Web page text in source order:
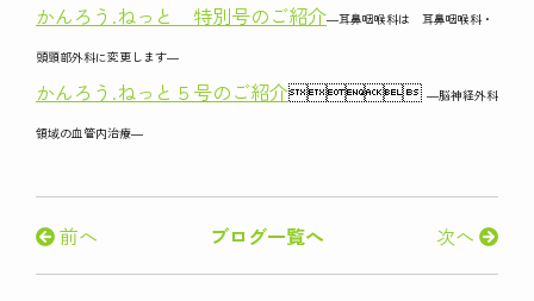
かんろう.ねっと 特別号のご紹介―耳鼻咽喉科は 耳鼻咽喉科・
頭頸部外科に変更します―
かんろう.ねっと５号のご紹介 ―脳神経外科
領域の血管内治療―
前へ 次へ
ブログ一覧へ